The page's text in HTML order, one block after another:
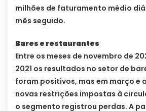
milhões de faturamento médio
mês seguido.
Bares e restaurantes
Entre os meses de novembro de
2021 os resultados no setor de
foram positivos, mas em março e
novas restrições impostas à
o segmento registrou perdas. A